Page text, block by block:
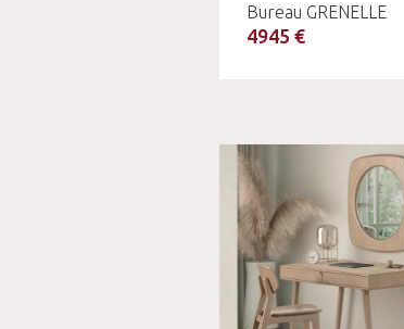
Bureau GRENELLE
4945 €